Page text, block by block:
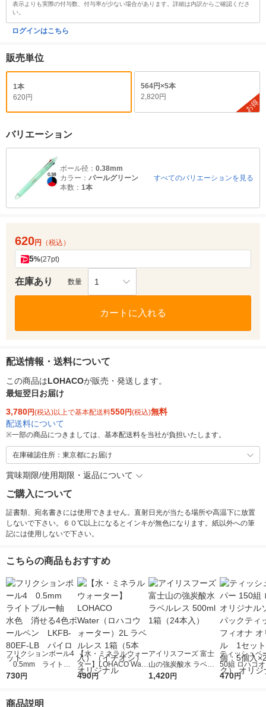
表示よりも実際の付与数、付与率が少ない場合があります。詳細は内訳からご確認くださ
い。
ログインはこちら
販売単位
1本
620円
564円×5本
2,820円
お得
バリエーション
ボール径： 0.38mm
カラー： パールグリーン
本数： 1本
すべてのバリエーションを見る
620円 （税込）
5%(27pt)
在庫あり 数量 1
カートに入れる
配送情報・送料について
この商品はLOHACOが販売・発送します。
最短翌日お届け
3,780円(税込)以上で基本配送料550円(税込)無料
配送料について
※一部の商品につきましては、基本配送料を当社が負担いたします。
在庫確認住所：東京都にお届け
賞味期限/使用期限・返品について
ご購入について
証書類、宛名書きには使用できません。直射日光が当たる場所や高温下に放置
しないで下さい。６０℃以上になるとインキが無色になります。紙以外への筆
記には使用しないで下さい。
こちらの商品もおすすめ
フリクションボール4
0.5mm ライトブ
ルー軸 水色 消せる
730円
【水・ミネラルウォー
ター】LOHACO Wate
r（ロハコウォータ
490円
アイリスフーズ 富士
山の強炭酸水 ラベル
レス 500ml 1箱（24
1,420円
ティッシュペ
50組 ロハコ
ルソフトパッ
470円
商品説明